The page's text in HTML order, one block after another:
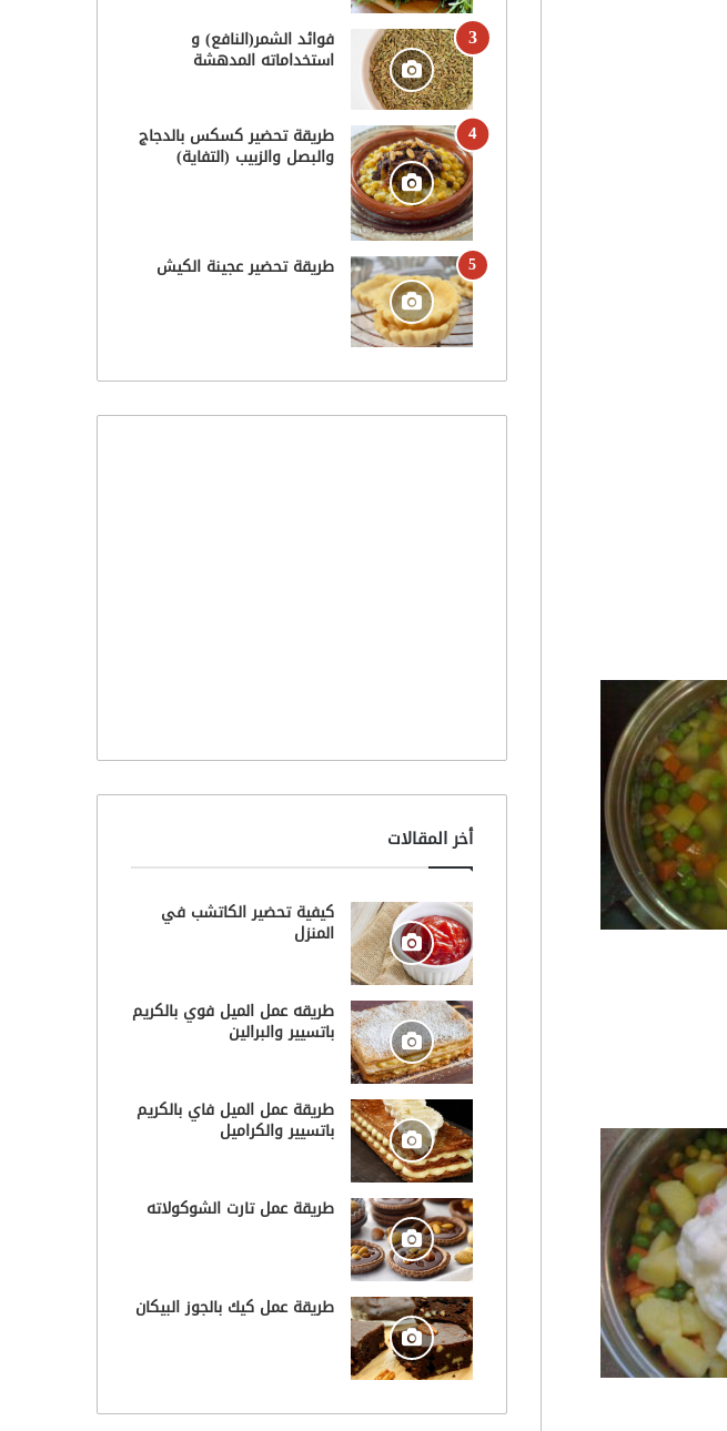
فوائد الشمر(النافع) و
استخداماته المدهشة
طريقة تحضير كسكس بالدجاج
والبصل والزبيب (التفاية)
طريقة تحضير عجينة الكيش
أخر المقالات
كيفية تحضير الكاتشب في
المنزل
طريقه عمل الميل فوي بالكريم
باتسيير والبرالين
طريقة عمل الميل فاي بالكريم
باتسيير والكراميل
طريقة عمل تارت الشوكولاته
طريقة عمل كيك بالجوز البيكان